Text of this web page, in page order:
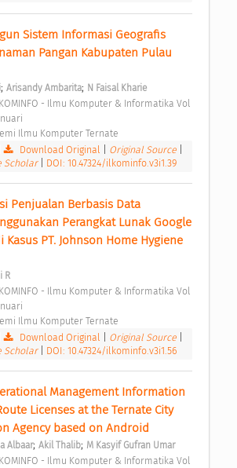
Sistem Informasi Geografis
Pangan Kabupaten Pulau
; Arisandy Ambarita; N Faisal Kharie
Ilmu Komputer Ternate
Download Original Original Source
Scholar
DOI: 10.47324/ilkominfo.v3i1.39
Penjualan Berbasis Data
Perangkat Lunak Google
Kasus PT. Johnson Home Hygiene
R
Ilmu Komputer Ternate
Download Original Original Source
Scholar
DOI: 10.47324/ilkominfo.v3i1.56
Management Information
Licenses at the Ternate City
Agency based on Android
Albaar; Akil Thalib; M Kasyif Gufran Umar